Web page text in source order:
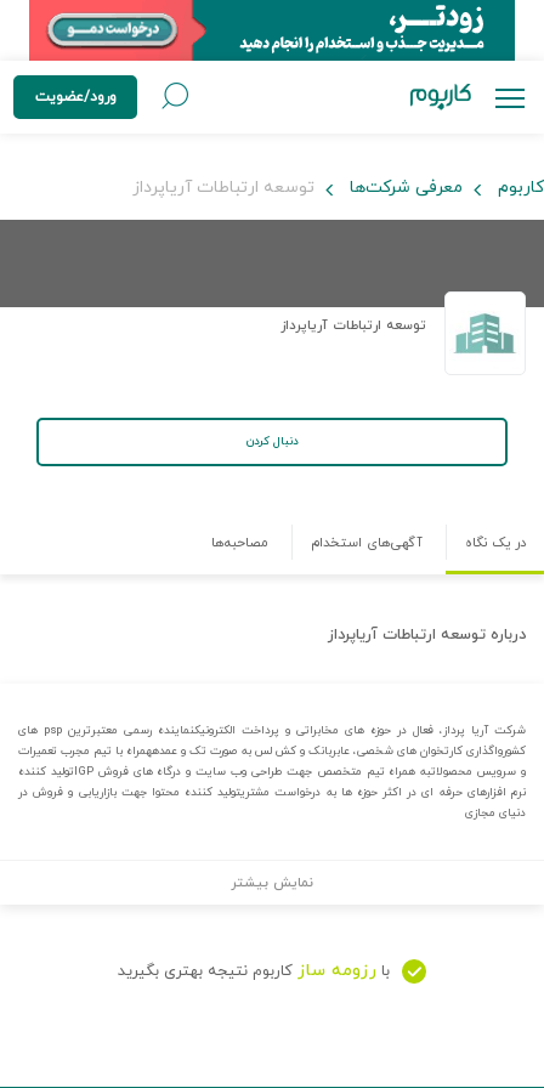
ورود/عضویت
کاربوم معرفی شرکت‌ها توسعه ارتباطات آریاپرداز
توسعه ارتباطات آریاپرداز
دنبال کردن
در یک نگاه آگهی‌های استخدام مصاحبه‌ها
درباره توسعه ارتباطات آریاپرداز
شرکت آریا پرداز، فعال در حوزه های مخابراتی و پرداخت الکترونیکنماینده رسمی معتبرترین psp های
کشورواگذاری کارتخوان های شخصی، عابربانک و کش لس به صورت تک و عمدههمراه با تیم مجرب تعمیرات
و سرویس محصولاتبه همراه تیم متخصص جهت طراحی وب سایت و درگاه های فروش IGPتولید کننده
نرم افزارهای حرفه ای در اکثر حوزه ها به درخواست مشتریتولید کننده محتوا جهت بازاریابی و فروش در
دنیای مجازی
نمایش بیشتر
با رزومه ساز کاربوم نتیجه بهتری بگیرید